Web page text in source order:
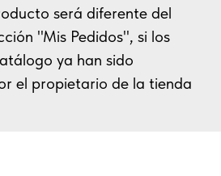
será diferente del
"Mis Pedidos", si los
ya han sido
el propietario de la tienda